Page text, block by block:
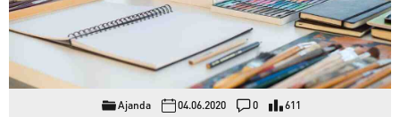
Ajanda 04.06.2020 0 611